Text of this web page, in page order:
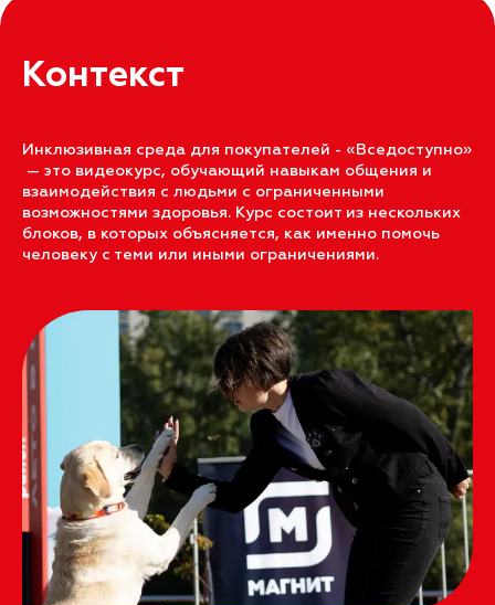
Контекст
Инклюзивная среда для покупателей - «Вседоступно»
— это видеокурс, обучающий навыкам общения и
взаимодействия с людьми с ограниченными
возможностями здоровья. Курс состоит из нескольких
блоков, в которых объясняется, как именно помочь
человеку с теми или иными ограничениями.